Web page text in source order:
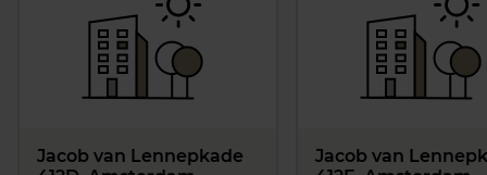
Jacob van Lennepkade
Jacob van